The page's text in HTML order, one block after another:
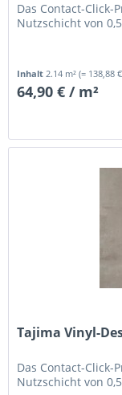
Das Contact-
Nutzschicht von
Inhalt2.14 m²(= 138,88
64,90 € / m²
Tajima Vinyl-
Das Contact-
Nutzschicht von